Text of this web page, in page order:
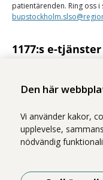
Den här
Vi använder kakor,
upplevelse,
nödvändig
patientärenden. Ring oss i
1177:s e-tjänster
Logga in på 1177
Vi ingår i Stockholms